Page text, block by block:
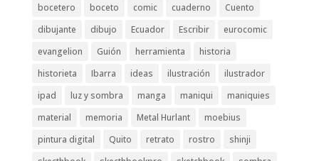
bocetero
boceto comic cuaderno
Cuento
dibujante
dibujo Ecuador Escribir
eurocomic
evangelion
Guión herramienta
historia
historieta
Ibarra ideas ilustración
ilustrador
ipad
luz y sombra manga maniqui
maniquies
material
memoria Metal Hurlant
moebius
pintura digital
Quito retrato rostro
shinji